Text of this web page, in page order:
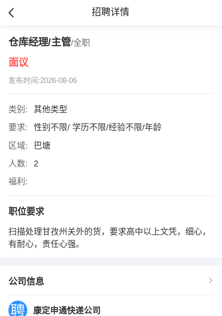
招聘详情
仓库经理/主管/全职
面议
发布时间:2026-08-06
类别:
其他类型
要求:
性别不限/ 学历不限/经验不限/年龄
区域:
巴塘
人数:
2
福利:
职位要求
扫描处理甘孜州关外的货，要求高中以上文凭，细心，
有耐心，责任心强。
公司信息
康定申通快递公司